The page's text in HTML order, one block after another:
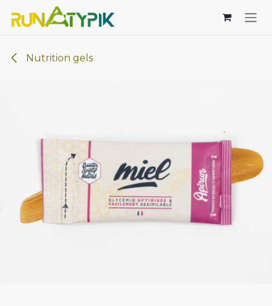
Se rendre au contenu
Nutrition gels